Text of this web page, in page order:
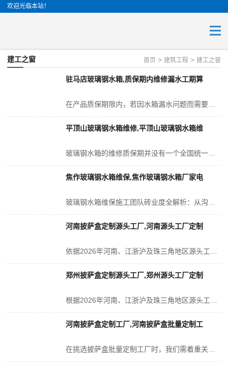
欢迎光临本站！
首页 > 建筑工程 > 建工之窗
建工之窗
驻马店玻璃钢水箱,质保期内维修漏水工期算
平顶山玻璃钢水箱维修,平顶山玻璃钢水箱维
焦作玻璃钢水箱维保,焦作玻璃钢水箱厂家电
河南披萨盒定制源头工厂,河南源头工厂定制
郑州披萨盒定制源头工厂,郑州源头工厂定制
河南披萨盒定制工厂,河南披萨盒批量定制工